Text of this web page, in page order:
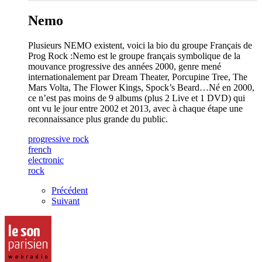
Nemo
Plusieurs NEMO existent, voici la bio du groupe Français de
Prog Rock :Nemo est le groupe français symbolique de la
mouvance progressive des années 2000, genre mené
internationalement par Dream Theater, Porcupine Tree, The
Mars Volta, The Flower Kings, Spock’s Beard…Né en 2000,
ce n’est pas moins de 9 albums (plus 2 Live et 1 DVD) qui
ont vu le jour entre 2002 et 2013, avec à chaque étape une
reconnaissance plus grande du public.
progressive rock
french
electronic
rock
Précédent
Suivant